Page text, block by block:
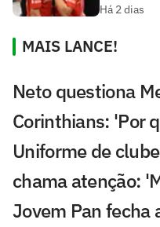
Há 2 dias
MAIS LANCE!
Neto questiona
Corinthians: 'Por
Uniforme de
chama atenção:
Jovem Pan fecha